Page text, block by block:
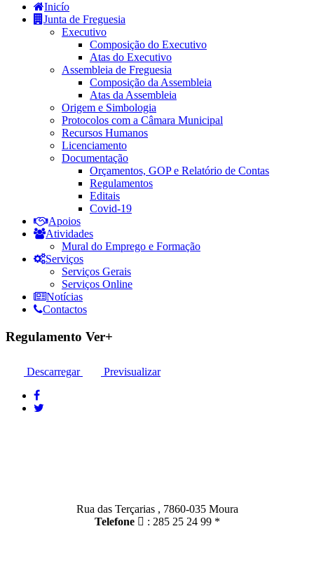
Inicío
Junta de Freguesia
Executivo
Composição do Executivo
Atas do Executivo
Assembleia de Freguesia
Composição da Assembleia
Atas da Assembleia
Origem e Simbologia
Protocolos com a Câmara Municipal
Recursos Humanos
Licenciamento
Documentação
Orçamentos, GOP e Relatório de Contas
Regulamentos
Editais
Covid-19
Apoios
Atividades
Mural do Emprego e Formação
Serviços
Serviços Gerais
Serviços Online
Notícias
Contactos
Regulamento Ver+
Descarregar Previsualizar
Rua das Terçarias , 7860-035 Moura
Telefone
: 285 25 24 99 *